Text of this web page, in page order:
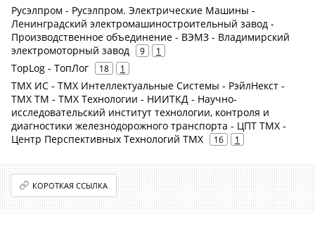
Русэлпром - Русэлпром. Электрические Машины -
Ленинградский электромашиностроительный завод -
Производственное объединение - ВЭМЗ - Владимирский
электромоторный завод
9 1
TopLog - ТопЛог 18 1
ТМХ ИС - ТМХ Интеллектуальные Системы - РэйлНекст -
ТМХ ТМ - ТМХ Технологии - НИИТКД - Научно-
исследовательский институт технологии, контроля и
диагностики железнодорожного транспорта - ЦПТ ТМХ -
Центр Перспективных Технологий ТМХ
16 1
КОРОТКАЯ ССЫЛКА